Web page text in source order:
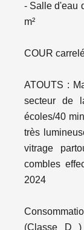
- Salle d'eau
m²
COUR
ATOUTS :
secteur de
écoles/40
très
vitrage
combles
2024
(Classe D